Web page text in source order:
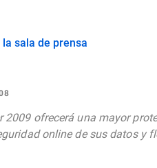
sala de prensa
2009 ofrecerá una mayor
online de sus datos y